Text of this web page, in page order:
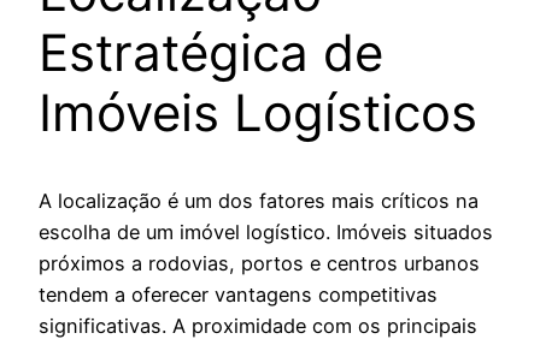
Estratégica de
Imóveis Logísticos
A localização é um dos fatores mais críticos na
escolha de um imóvel logístico. Imóveis situados
próximos a rodovias, portos e centros urbanos
tendem a oferecer vantagens competitivas
significativas. A proximidade com os principais